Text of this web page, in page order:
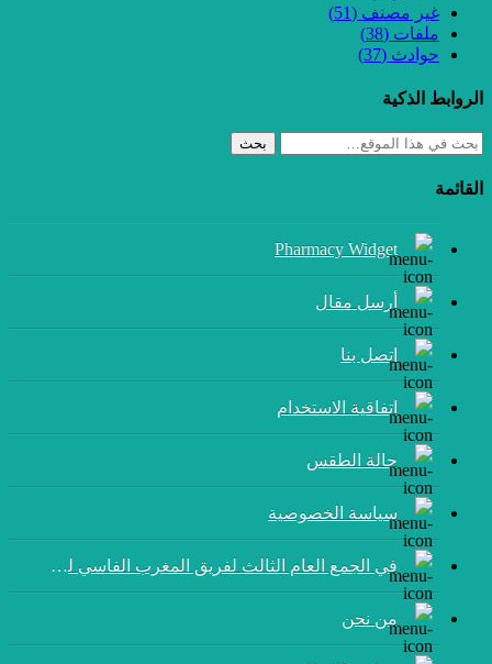
غير مصنف (51)
ملفات (38)
حوادث (37)
الروابط الذكية
بحث
القائمة
Pharmacy Widget
أرسل مقال
إتصل بنا
اتفاقية الاستخدام
حالة الطقس
سياسة الخصوصية
في الجمع العام الثالث لفريق المغرب الفاسي لكرة القدم:
من نحن